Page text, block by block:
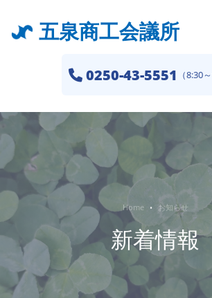
五泉商工会議所
0250-43-5551 （8:30
Home お知らせ
新着情報